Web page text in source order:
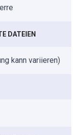
DATEIEN
kann variieren)